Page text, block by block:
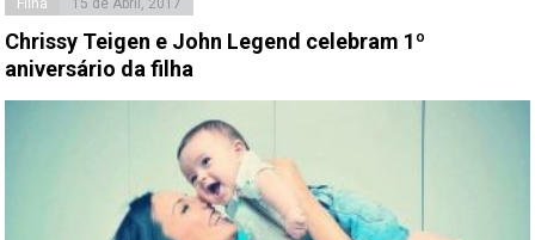
Filha 15 de Abril, 2017
Chrissy Teigen e John Legend celebram 1º
aniversário da filha